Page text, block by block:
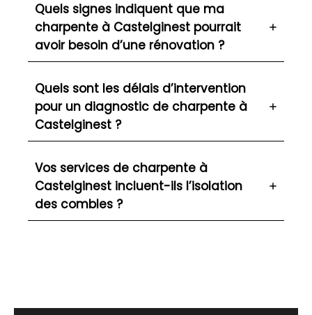
Quels signes indiquent que ma
charpente à Castelginest pourrait
avoir besoin d’une rénovation ?
Quels sont les délais d’intervention
pour un diagnostic de charpente à
Castelginest ?
Vos services de charpente à
Castelginest incluent-ils l’isolation
des combles ?